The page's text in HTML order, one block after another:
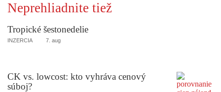
Neprehliadnite tiež
Tropické šestonedelie
INZERCIA 7. aug
CK vs. lowcost: kto vyhráva cenový
súboj?